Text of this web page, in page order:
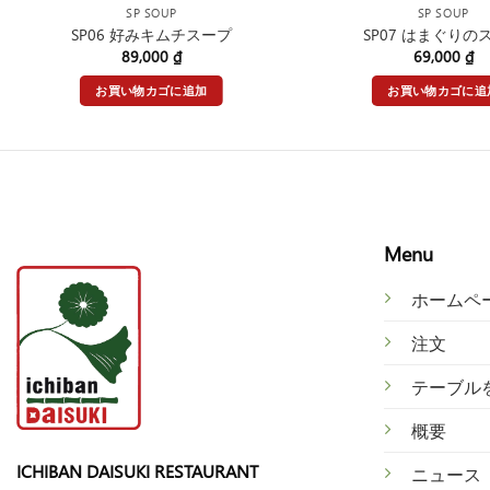
SP SOUP
SP06 好みキムチスープ
89,000 ₫
お買い物カゴに追加
SP SOUP
SP07 はまぐりの
69,000 ₫
お買い物カゴに追
ICHIBAN DAISUKI RESTAURANT
Menu
ホームペ
注文
テーブル
概要
ニ ュース